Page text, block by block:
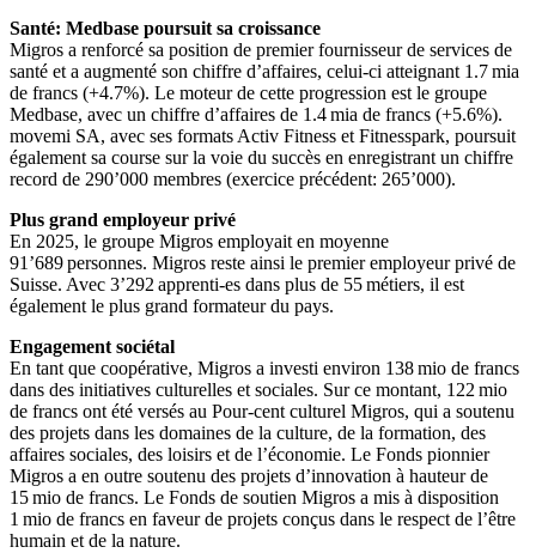
Santé: Medbase poursuit sa croissance
Migros a renforcé sa position de premier fournisseur de services de
santé et a augmenté son chiffre d’affaires, celui-ci atteignant 1.7 mia
de francs (+4.7%). Le moteur de cette progression est le groupe
Medbase, avec un chiffre d’affaires de 1.4 mia de francs (+5.6%).
movemi SA, avec ses formats Activ Fitness et Fitnesspark, poursuit
également sa course sur la voie du succès en enregistrant un chiffre
record de 290’000 membres (exercice précédent: 265’000).
Plus grand employeur privé
En 2025, le groupe Migros employait en moyenne
91’689 personnes. Migros reste ainsi le premier employeur privé de
Suisse. Avec 3’292 apprenti-es dans plus de 55 métiers, il est
également le plus grand formateur du pays.
Engagement sociétal
En tant que coopérative, Migros a investi environ 138 mio de francs
dans des initiatives culturelles et sociales. Sur ce montant, 122 mio
de francs ont été versés au Pour-cent culturel Migros, qui a soutenu
des projets dans les domaines de la culture, de la formation, des
affaires sociales, des loisirs et de l’économie. Le Fonds pionnier
Migros a en outre soutenu des projets d’innovation à hauteur de
15 mio de francs. Le Fonds de soutien Migros a mis à disposition
1 mio de francs en faveur de projets conçus dans le respect de l’être
humain et de la nature.